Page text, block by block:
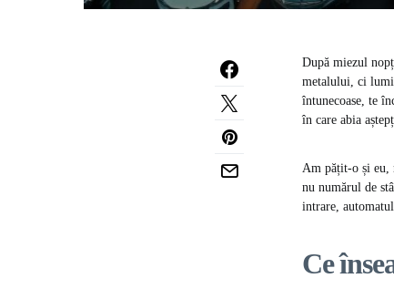
După miezul
metalului, ci
întunecoase, te
în care abia
Am pățit-o și eu,
nu numărul de
intrare,
Ce